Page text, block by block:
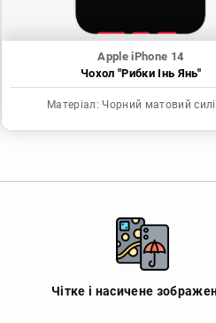
Apple iPhone 14
Чохол "Рибки Інь Янь"
Матеріал: Чорний матовий
Чітке і насичене